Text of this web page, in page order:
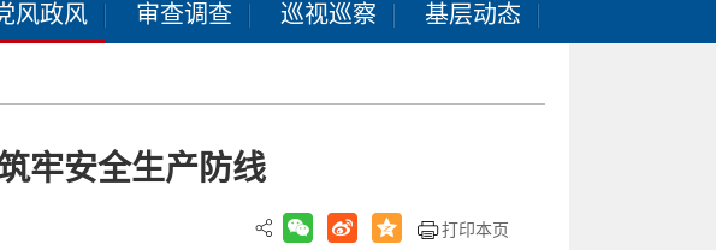
风政风 审查调查 巡视巡察 基层动态
牢安全生产防线
打印本页